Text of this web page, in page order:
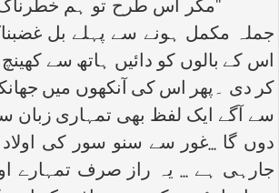
‘‘مگر اس طرح تو ہم خطرناک
جملہ مکمل ہونے سے پہلے بل
اس کے بالوں کو دائیں ہاتھ سے
کر دی ۔پھر اس کی آنکھوں میں
سے آگے ایک لفظ بھی تمہاری زبان
دوں گا ...غور سے سنو سور کی
جارہی ہے ... یہ راز صرف تمہارے